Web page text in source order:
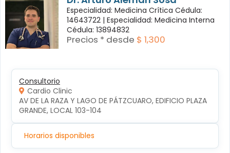
Especialidad: Medicina Crítica Cédula:
14643722 | Especialidad: Medicina Interna
Cédula: 13894832
Precios * desde $ 1,300
Consultorio
Cardio Clinic
AV DE LA RAZA Y LAGO DE PÁTZCUARO, EDIFICIO PLAZA
GRANDE, LOCAL 103-104
Horarios disponibles